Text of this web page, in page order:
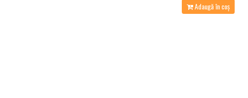
Adaugă în coș